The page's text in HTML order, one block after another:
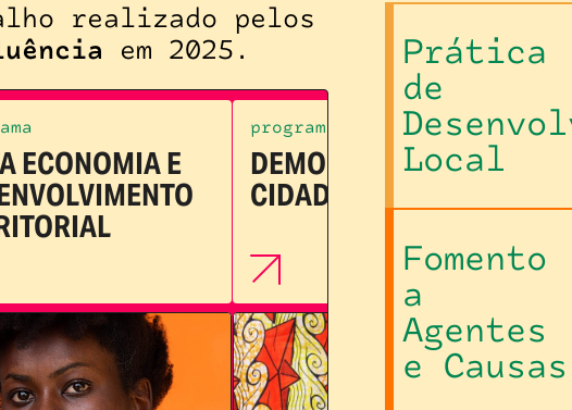
Prática
de
Local
Fomento
a
Agentes
e Causas
realizado pelos
em 2025.
ECONOMIA E
programa
DEMOCRACIA E
CIDADANIA ATIVA